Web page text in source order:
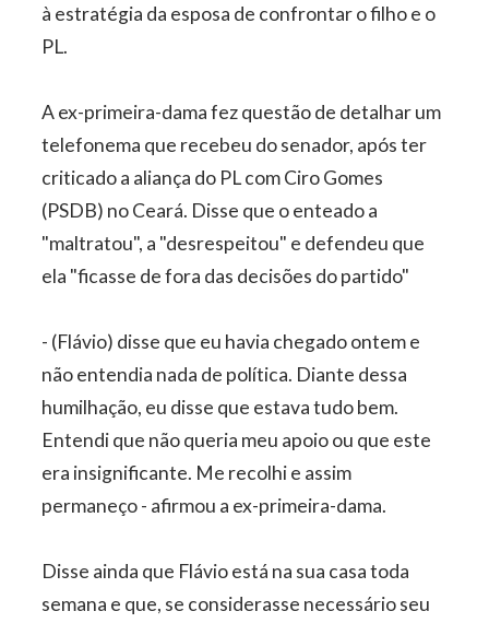
à estratégia da esposa de confrontar o filho e o
PL.
A ex-primeira-dama fez questão de detalhar um
telefonema que recebeu do senador, após ter
criticado a aliança do PL com Ciro Gomes
(PSDB) no Ceará. Disse que o enteado a
"maltratou", a "desrespeitou" e defendeu que
ela "ficasse de fora das decisões do partido"
- (Flávio) disse que eu havia chegado ontem e
não entendia nada de política. Diante dessa
humilhação, eu disse que estava tudo bem.
Entendi que não queria meu apoio ou que este
era insignificante. Me recolhi e assim
permaneço - afirmou a ex-primeira-dama.
Disse ainda que Flávio está na sua casa toda
semana e que, se considerasse necessário seu